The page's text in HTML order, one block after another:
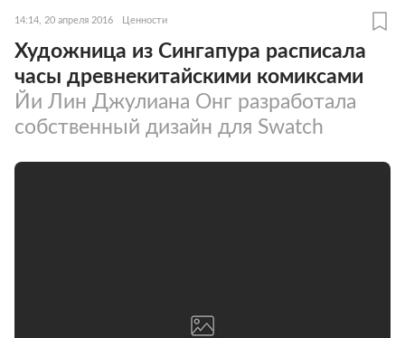
14:14, 20 апреля 2016 Ценности
Художница из Сингапура расписала
часы древнекитайскими комиксами
Йи Лин Джулиана Онг разработала
собственный дизайн для Swatch